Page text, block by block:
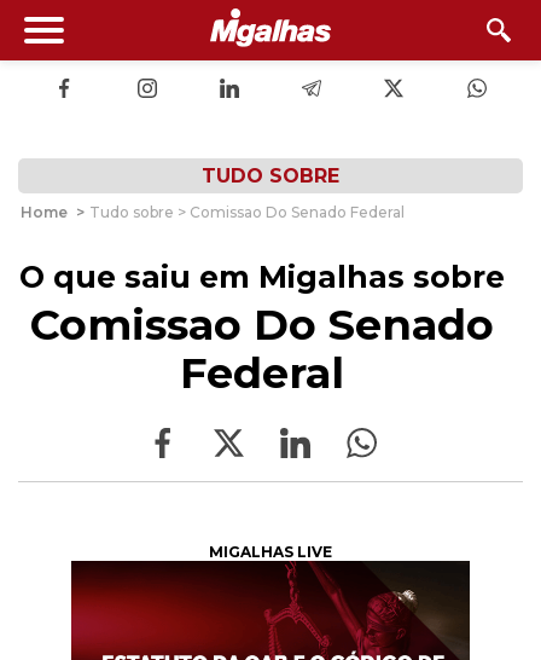
TUDO SOBRE
Home > Tudo sobre > Comissao Do Senado Federal
O que saiu em Migalhas sobre
Comissao Do Senado
Federal
MIGALHAS LIVE